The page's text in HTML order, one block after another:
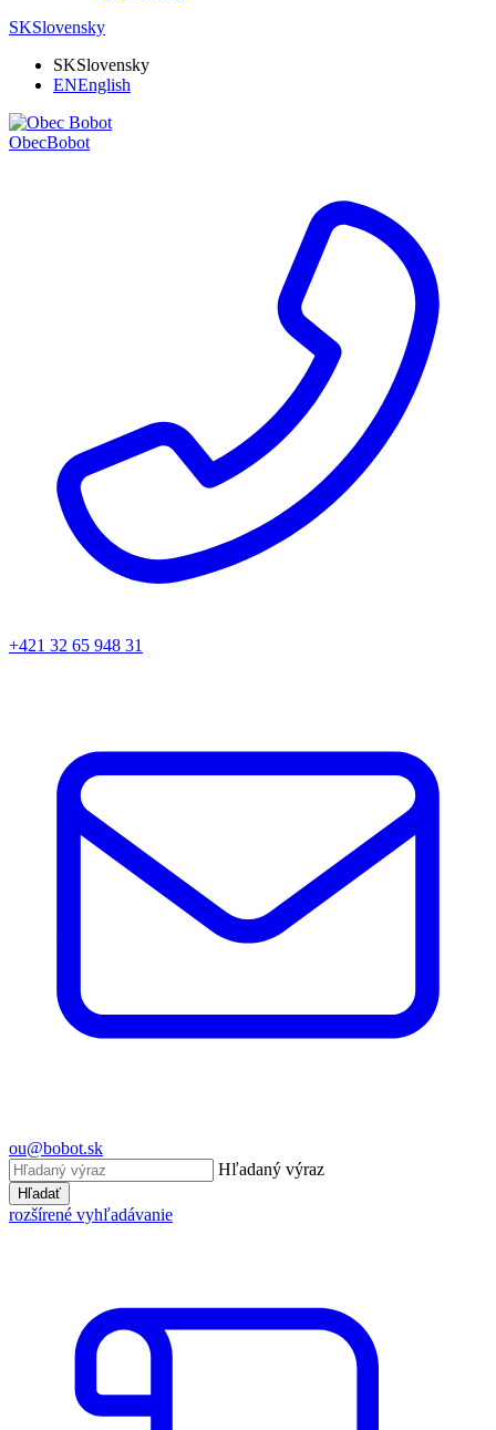
SKSlovensky
SKSlovensky
ENEnglish
ObecBobot
+421 32 65 948 31
ou@bobot.sk
Hľadaný výraz
Hľadať
rozšírené vyhľadávanie